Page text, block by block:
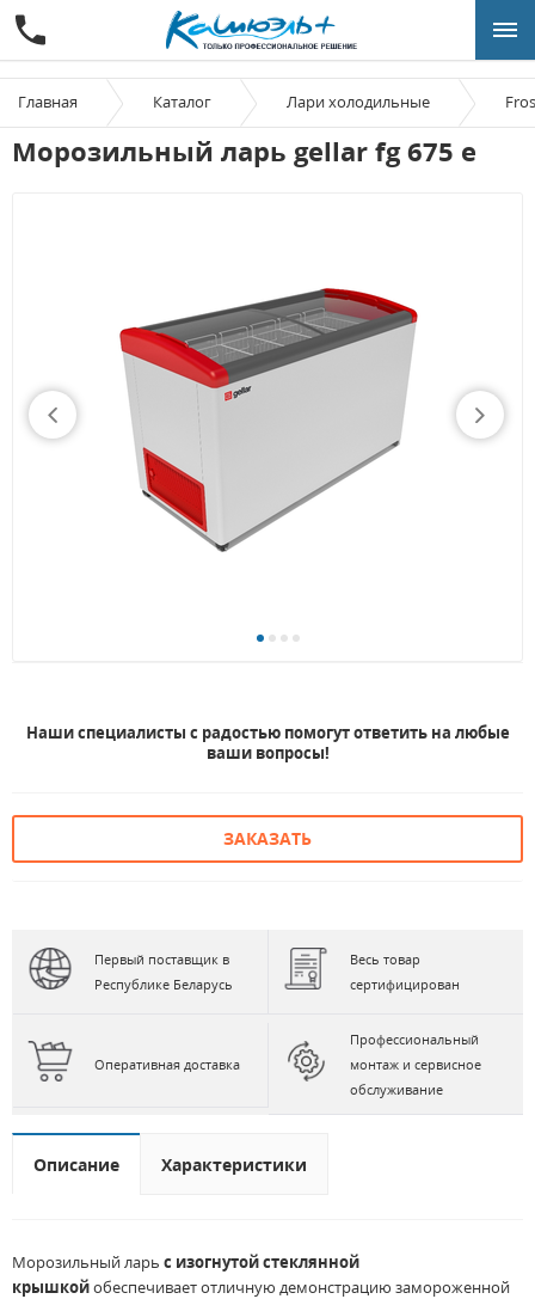
Главная Каталог Лари холодильные
Морозильный ларь gellar fg 675 e
Наши специалисты с радостью помогут ответить на любые
ваши вопросы!
ЗАКАЗАТЬ
Первый поставщик в
Республике Беларусь
Весь товар
сертифицирован
Оперативная доставка
Профессиональный
монтаж и сервисное
обслуживание
Описание Характеристики
Морозильный ларь с изогнутой стеклянной
крышкойобеспечивает отличную демонстрацию замороженной